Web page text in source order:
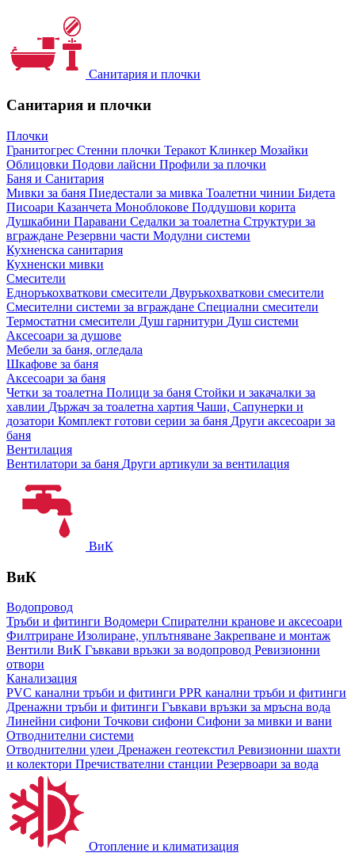
Санитария и плочки
Санитария и плочки
Плочки
Гранитогрес Стенни плочки Теракот Клинкер Мозайки
Облицовки Подови лайсни Профили за плочки
Баня и Санитария
Мивки за баня Пиедестали за мивка Тоалетни чинии Бидета
Писоари Казанчета Моноблокове Поддушови корита
Душкабини Паравани Седалки за тоалетна Структури за
вграждане Резервни части Модулни системи
Кухненска санитария
Кухненски мивки
Смесители
Едноръкохваткови смесители Двуръкохваткови смесители
Смесителни системи за вграждане Специални смесители
Термостатни смесители Душ гарнитури Душ системи
Аксесоари за душове
Мебели за баня, огледала
Шкафове за баня
Аксесоари за баня
Четки за тоалетна Полици за баня Стойки и закачалки за
хавлии Държач за тоалетна хартия Чаши, Сапунерки и
дозатори Комплект готови серии за баня Други аксесоари за
баня
Вентилация
Вентилатори за баня Други артикули за вентилация
ВиК
ВиК
Водопровод
Тръби и фитинги Водомери Спирателни кранове и аксесоари
Филтриране Изолиране, уплътняване Закрепване и монтаж
Вентили ВиК Гъвкави връзки за водопровод Ревизионни
отвори
Канализация
PVC канални тръби и фитинги PPR канални тръби и фитинги
Дренажни тръби и фитинги Гъвкави връзки за мръсна вода
Линейни сифони Точкови сифони Сифони за мивки и вани
Отводнителни системи
Отводнителни улеи Дренажен геотекстил Ревизионни шахти
и колектори Пречиствателни станции Резервоари за вода
Отопление и климатизация